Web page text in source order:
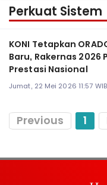
Perkuat Sistem
KONI Tetapkan
Baru, Rakernas 2026
Prestasi Nasional
Jumat, 22 Mei 2026 11:57 WIB
Previous 1